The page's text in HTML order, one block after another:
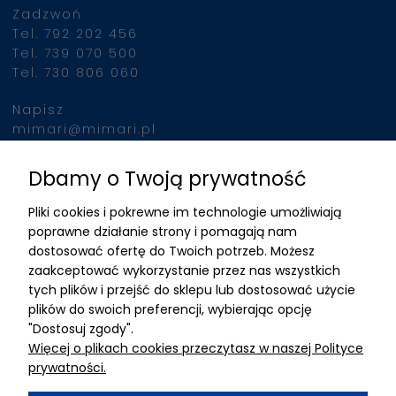
automatycznie, nie
operatora. To pozwala
efektywne
czasu personelu i
liczby
zabiegów.
Zadzwoń
Tel. 792 202 456
Tel. 739 070 500
Tel. 730 806 060
Napisz
mimari@mimari.pl
Znajdziesz nas
ADRES
MIMARI sp z o.o.
ul. Kurkowa 12
50-210 Wrocław
Dane rejestracyjne
NIP:8982325327
Dbamy o Twoją prywatność
Pliki cookies i pokrewne im technologie umożliwiają
poprawne działanie strony i pomagają nam
dostosować ofertę do Twoich potrzeb. Możesz
zaakceptować wykorzystanie przez nas wszystkich
tych plików i przejść do sklepu lub dostosować użycie
plików do swoich preferencji, wybierając opcję
"Dostosuj zgody".
Więcej o plikach cookies przeczytasz w naszej Polityce
prywatności.